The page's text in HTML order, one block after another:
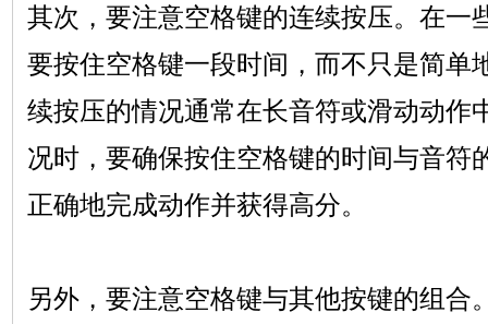
其次，要注意空格键的连续按压。在一
要按住空格键一段时间，而不只是简单
续按压的情况通常在长音符或滑动动作
况时，要确保按住空格键的时间与音符
正确地完成动作并获得高分。
另外，要注意空格键与其他按键的组合